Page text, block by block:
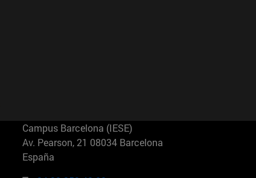
Campus Barcelona (IESE)
Av. Pearson, 21 08034 Barcelona
España